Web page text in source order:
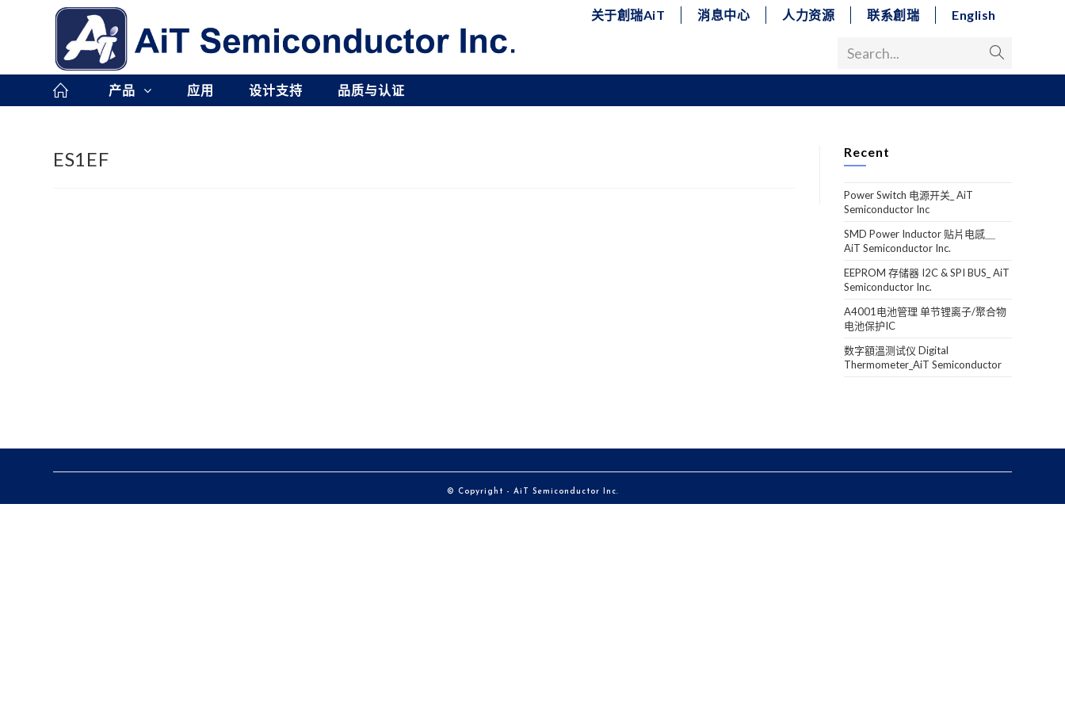
关于創瑞AiT 消息中心 人力资源 联系創瑞 English
Search...
产品 应用 设计支持 品质与认证
ES1EF Recent
Power Switch 电源开关_ AiT
Semiconductor Inc
SMD Power Inductor 贴片电感＿
AiT Semiconductor Inc.
EEPROM 存储器 I2C & SPI BUS_ AiT
Semiconductor Inc.
A4001电池管理 单节锂离子/聚合物
电池保护IC
数字額溫测试仪 Digital
Thermometer_AiT Semiconductor
© Copyright - AiT Semiconductor Inc.